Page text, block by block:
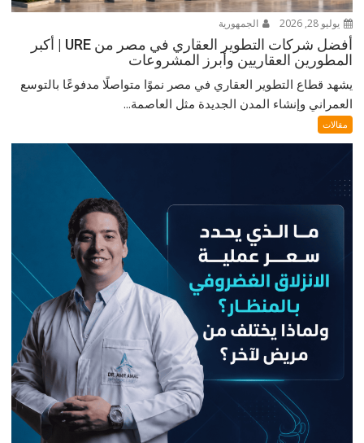
يوليو 28, 2026 الجمهورية
أفضل شركات التطوير العقاري في مصر من URE | أكبر
المطورين العقاريين وأبرز المشروعات
يشهد قطاع التطوير العقاري في مصر نموًا متواصلًا مدفوعًا بالتوسع
العمراني وإنشاء المدن الجديدة مثل العاصمة...
مقالات